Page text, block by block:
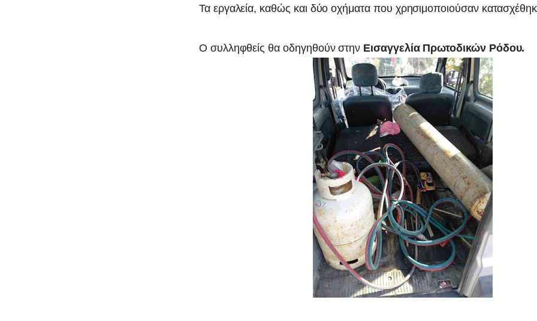
Τα εργαλεία, καθώς και δύο οχήματα που χρησιμοποιούσαν
Ο συλληφθείς θα οδηγηθούν στην Εισαγγελία Πρωτοδικών Ρόδου.